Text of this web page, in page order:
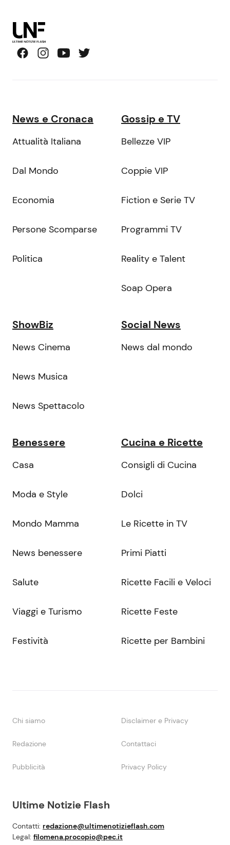
Ultime Notizie Flash
Contatti: redazione@ultimenotizieflash.com
Legal: filomena.procopio@pec.it
News e Cronaca
Attualità Italiana
Dal Mondo
Economia
Persone Scomparse
Politica
Gossip e TV
Bellezze VIP
Coppie VIP
Fiction e Serie TV
Programmi TV
Reality e Talent
Soap Opera
ShowBiz
News Cinema
News Musica
News Spettacolo
Social News
News dal mondo
Benessere
Casa
Moda e Style
Mondo Mamma
News benessere
Salute
Viaggi e Turismo
Festività
Cucina e Ricette
Consigli di Cucina
Dolci
Le Ricette in TV
Primi Piatti
Ricette Facili e Veloci
Ricette Feste
Ricette per Bambini
Chi siamo Disclaimer e Privacy
Redazione Contattaci
Pubblicità Privacy Policy